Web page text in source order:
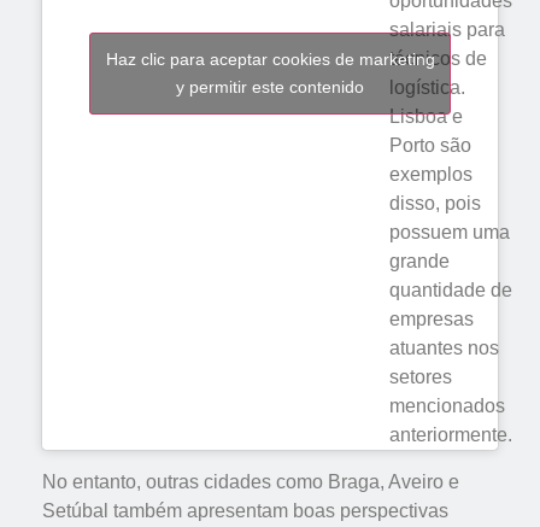
salariais para
técnicos de
logística.
Lisboa e
Porto são
exemplos
disso, pois
possuem uma
grande
quantidade de
empresas
atuantes nos
setores
mencionados
anteriormente.
Haz clic para aceptar cookies de marketing
y permitir este contenido
No entanto, outras cidades como Braga, Aveiro e
Setúbal também apresentam boas perspectivas